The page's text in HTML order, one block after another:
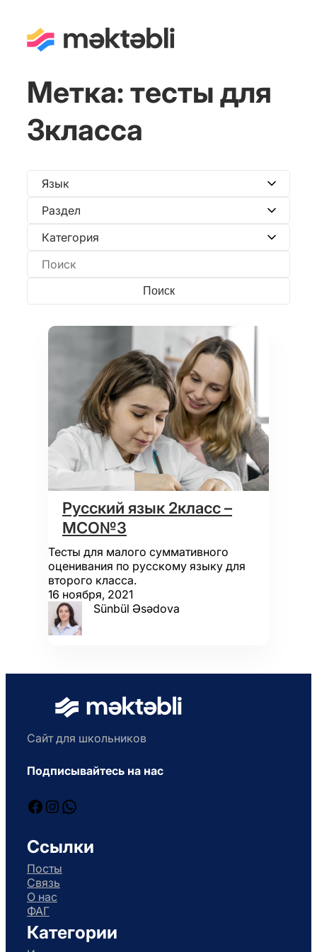
Метка: тесты для
3класса
Русский язык 2класс –
МСО№3
Тесты для малого суммативного
оценивания по русскому языку для
второго класса.
16 ноября, 2021
Sünbül Əsədova
Сайт для школьников
Подписывайтесь на нас
Facebook
Instagram
WhatsApp
Ссылки
Посты
Связь
О нас
ФАГ
Категории